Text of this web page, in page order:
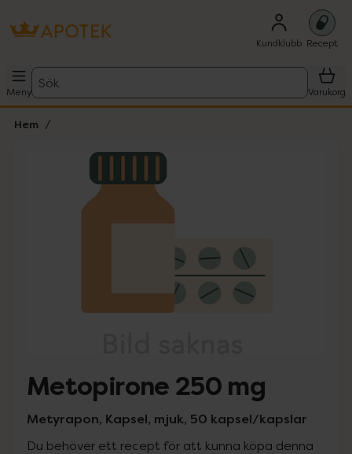
Kundklubb Recept
Meny
Sök
Varukorg
Hem
Lista: . Innehåller 1 objekt.
Metopirone 250 mg
Metyrapon, Kapsel, mjuk, 50 kapsel/kapslar
Du behöver ett recept för att kunna köpa denna